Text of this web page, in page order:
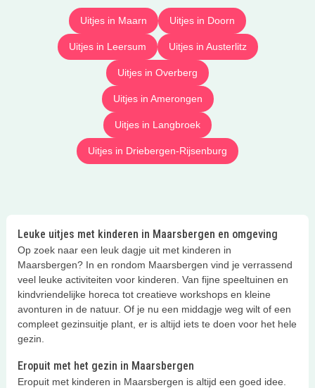
Uitjes in Maarn Uitjes in Doorn
Uitjes in Leersum Uitjes in Austerlitz
Uitjes in Overberg
Uitjes in Amerongen
Uitjes in Langbroek
Uitjes in Driebergen-Rijsenburg
Leuke uitjes met kinderen in Maarsbergen en omgeving
Op zoek naar een leuk dagje uit met kinderen in
Maarsbergen? In en rondom Maarsbergen vind je verrassend
veel leuke activiteiten voor kinderen. Van fijne speeltuinen en
kindvriendelijke horeca tot creatieve workshops en kleine
avonturen in de natuur. Of je nu een middagje weg wilt of een
compleet gezinsuitje plant, er is altijd iets te doen voor het hele
gezin.
Eropuit met het gezin in Maarsbergen
Eropuit met kinderen in Maarsbergen is altijd een goed idee.